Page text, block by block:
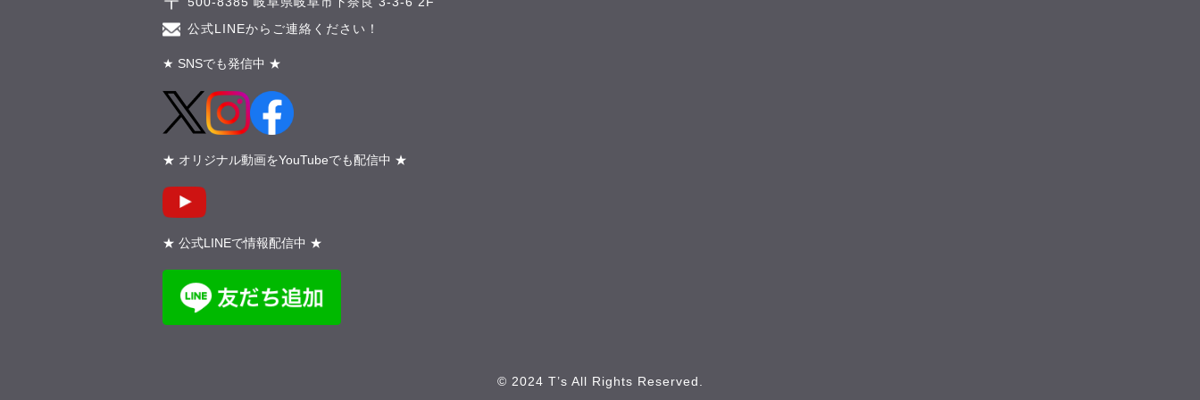
公式LINEからご連絡ください！
★ SNSでも発信中 ★
★ オリジナル動画をYouTubeでも配信中 ★
★ 公式LINEで情報配信中 ★
© 2024 T’s All Rights Reserved.